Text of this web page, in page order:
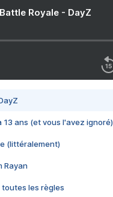
Royale - DayZ
13 ans (et vous l'avez ignoré)
(littéralement)
Rayan
toutes les règles